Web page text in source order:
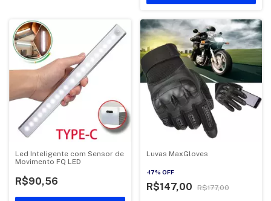
Led Inteligente com Sensor de
Movimento FQ LED
R$90,56
Luvas MaxGloves
-17% OFF
R$147,00 R$177,00